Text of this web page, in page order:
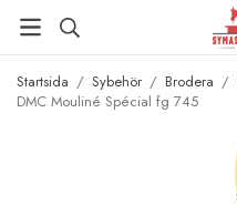
Startsida / Sybehör / Brodera /
DMC Mouliné Spécial fg 745